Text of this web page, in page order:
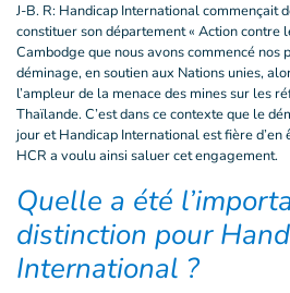
J-B. R: Handicap International commençait
constituer son département « Action contre
Cambodge que nous avons commencé nos
déminage, en soutien aux Nations unies,
l’ampleur de la menace des mines sur les
Thaïlande. C’est dans ce contexte que le
jour et Handicap International est fière d’en
HCR a voulu ainsi saluer cet engagement.
Quelle a été
distinction pour
International ?